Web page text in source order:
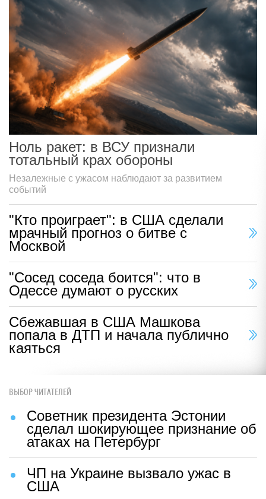
Ноль ракет: в ВСУ признали
тотальный крах обороны
Незалежные с ужасом наблюдают за развитием
событий
"Кто проиграет": в США сделали
мрачный прогноз о битве с
Москвой
"Сосед соседа боится": что в
Одессе думают о русских
Сбежавшая в США Машкова
попала в ДТП и начала публично
каяться
ВЫБОР ЧИТАТЕЛЕЙ
Советник президента Эстонии
сделал шокирующее признание об
атаках на Петербург
ЧП на Украине вызвало ужас в
США